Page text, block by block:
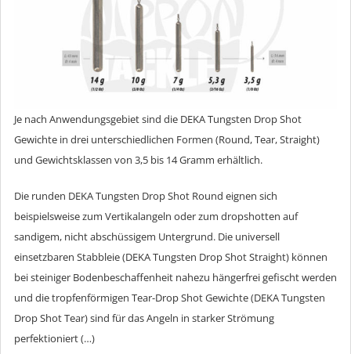
Je nach Anwendungsgebiet sind die DEKA Tungsten Drop Shot
Gewichte in drei unterschiedlichen Formen (Round, Tear, Straight)
und Gewichtsklassen von 3,5 bis 14 Gramm erhältlich.
Die runden DEKA Tungsten Drop Shot Round eignen sich
beispielsweise zum Vertikalangeln oder zum dropshotten auf
sandigem, nicht abschüssigem Untergrund. Die universell
einsetzbaren Stabbleie (DEKA Tungsten Drop Shot Straight) können
bei steiniger Bodenbeschaffenheit nahezu hängerfrei gefischt werden
und die tropfenförmigen Tear-Drop Shot Gewichte (DEKA Tungsten
Drop Shot Tear) sind für das Angeln in starker Strömung
perfektioniert (…)